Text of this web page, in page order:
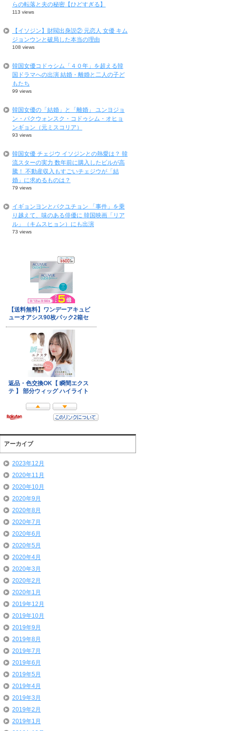
らの転落と夫の秘密【ひどすぎる】
113 views
【イソジン】財閥出身説② 元恋人 女優 キム
ジョンウンと破局した本当の理由
108 views
韓国女優コドゥシム「４０年」を超える韓
国ドラマへの出演 結婚・離婚と二人の子ど
もたち
99 views
韓国女優の「結婚」と「離婚」 ユンヨジョ
ン・パクウォンスク・コドゥシム・オヒョ
ンギョン（元ミスコリア）
93 views
韓国女優 チェジウ イソジンとの熱愛は？ 韓
流スターの実力 数年前に購入したビルが高
騰！ 不動産収入もすごいチェジウが「結
婚」に求めるものは？
79 views
イギョンヨンとパクユチョン 「事件」を乗
り越えて、味のある俳優に 韓国映画「リア
ル」（キムスヒョン）にも出演
73 views
アーカイブ
2023年12月
2020年11月
2020年10月
2020年9月
2020年8月
2020年7月
2020年6月
2020年5月
2020年4月
2020年3月
2020年2月
2020年1月
2019年12月
2019年10月
2019年9月
2019年8月
2019年7月
2019年6月
2019年5月
2019年4月
2019年3月
2019年2月
2019年1月